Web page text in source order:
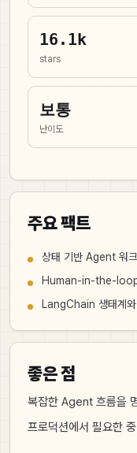
16.1k
stars
보통
난이도
주요 팩트
상태 기반 Agent 워
Human-in-the-loop
LangChain 생태계
좋은 점
복잡한 Agent 흐름을
프로덕션에서 필요한